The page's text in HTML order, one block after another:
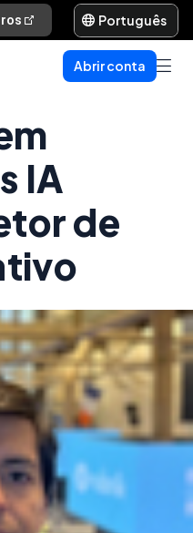
Ajuda e suporte
Português
Abrir conta
IA
de